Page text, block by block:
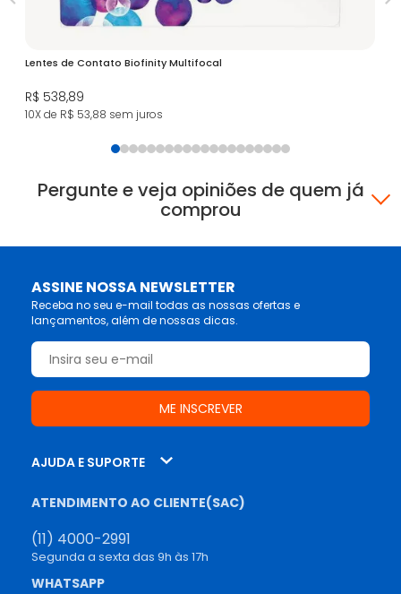
Lentes de Contato Biofinity Multifocal
R$ 538,89
10X de R$ 53,88 sem juros
Pergunte e veja opiniões de quem já
comprou
ASSINE NOSSA NEWSLETTER
Receba no seu e-mail todas as nossas ofertas e
lançamentos, além de nossas dicas.
AJUDA E SUPORTE
ATENDIMENTO AO CLIENTE(SAC)
(11) 4000-2991
Segunda a sexta das 9h às 17h
WHATSAPP